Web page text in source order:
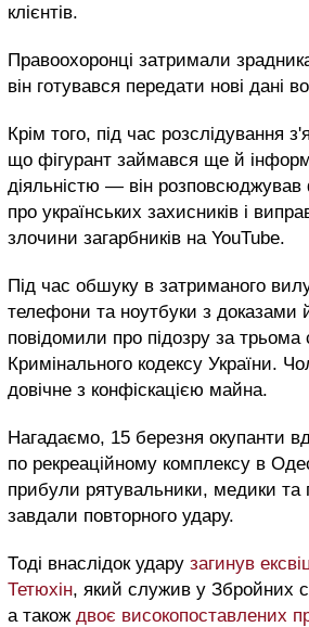
клієнтів.
Правоохоронці затримали
він готувався передати нові дані
Крім того, під час розслідування
що фігурант займався ще й
діяльністю — він
про українських захисників і
злочини загарбників на YouTube.
Під час обшуку в затриманого
телефони та ноутбуки з доказами
повідомили про підозру за трьома
Кримінального кодексу України.
довічне з конфіскацією майна.
Нагадаємо, 15 березня окупанти
по рекреаційному комплексу в
прибули рятувальники, медики та
завдали повторного удару.
Тоді внаслідок удару загинув
Тетюхін, який служив у Збройних
а також двоє високопоставлених